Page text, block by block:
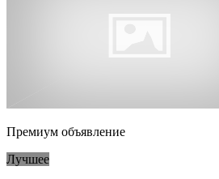
Премиум объявление
Лучшее